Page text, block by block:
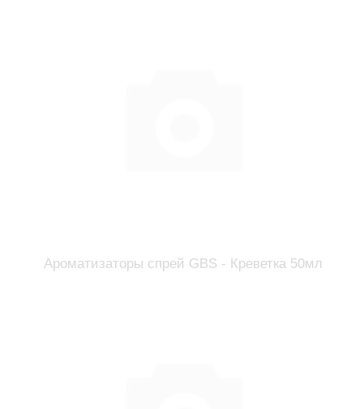
Ароматизаторы спрей GBS - Креветка 50мл